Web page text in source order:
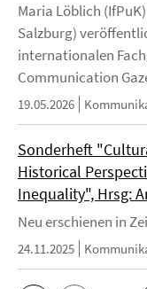
Maria Löblich
Salzburg)
internationalen
Communication
19.05.2026
Sonderheft
Historical
Inequality", Hrsg:
Neu erschienen in
24.11.2025